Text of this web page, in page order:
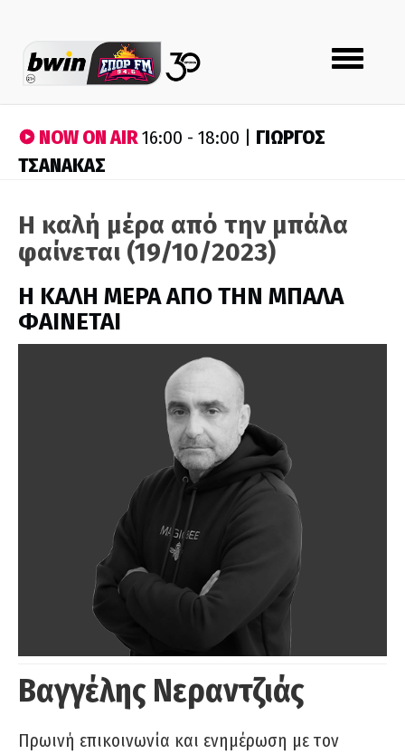
Toggle
navigation
NOW ON AIR16:00 - 18:00 | ΓΙΩΡΓΟΣ
ΤΣΑΝΑΚΑΣ
Η καλή μέρα από την μπάλα
φαίνεται (19/10/2023)
H ΚΑΛΗ ΜΕΡΑ ΑΠΟ ΤΗΝ ΜΠΑΛΑ
ΦΑΙΝΕΤΑΙ
Βαγγέλης Νεραντζιάς
Πρωινή επικοινωνία και ενημέρωση με τον